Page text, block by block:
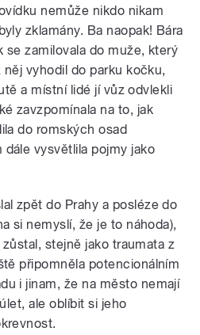
nemůže nikdo nikam
zklamány. Ba naopak! Bára
se zamilovala do muže, který
vyhodil do parku kočku,
a místní lidé jí vůz odvlekli
zavzpomínala na to, jak
do romských osad
dále vysvětlila pojmy jako
zpět do Prahy a posléze do
si nemyslí, že je to náhoda),
stejně jako traumata z
připomněla potencionálním
i jinam, že na město nemají
ale oblíbit si jeho